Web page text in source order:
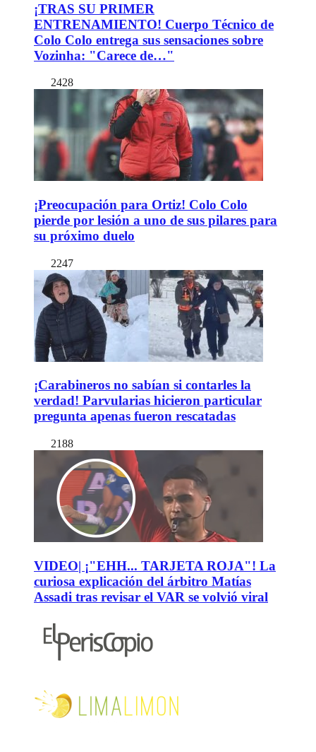
¡TRAS SU PRIMER
ENTRENAMIENTO! Cuerpo Técnico de
Colo Colo entrega sus sensaciones sobre
Vozinha: "Carece de…"
2428
¡Preocupación para Ortiz! Colo Colo
pierde por lesión a uno de sus pilares para
su próximo duelo
2247
¡Carabineros no sabían si contarles la
verdad! Parvularias hicieron particular
pregunta apenas fueron rescatadas
2188
VIDEO| ¡"EHH... TARJETA ROJA"! La
curiosa explicación del árbitro Matías
Assadi tras revisar el VAR se volvió viral